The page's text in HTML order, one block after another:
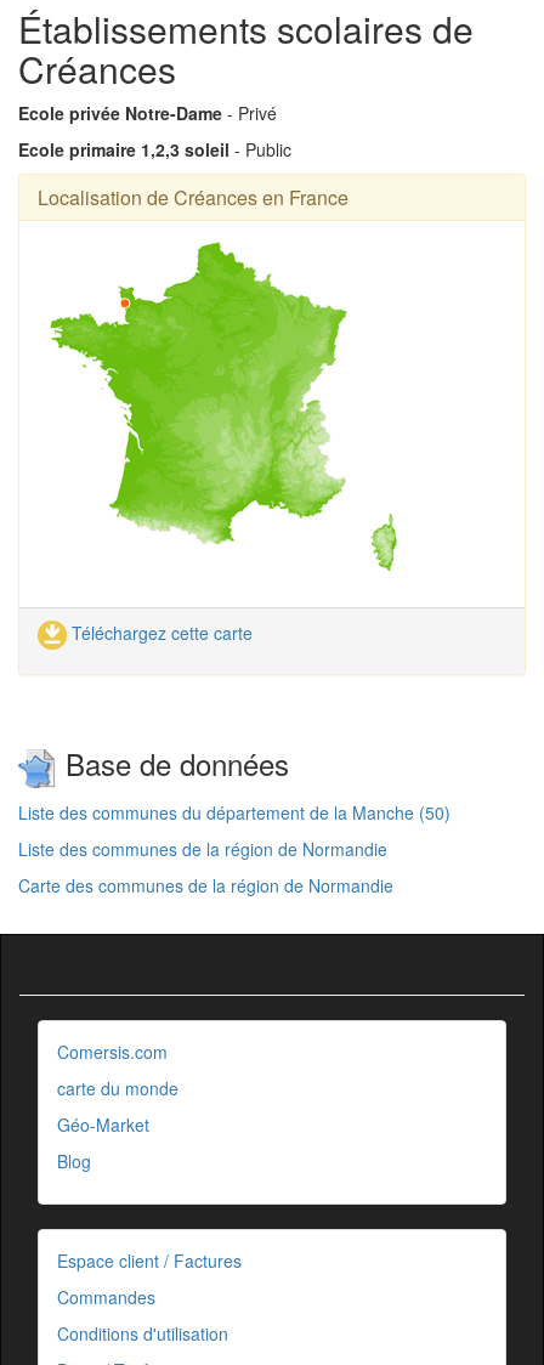
Établissements scolaires de
Créances
Ecole privée Notre-Dame - Privé
Ecole primaire 1,2,3 soleil - Public
Localisation de Créances en France
Téléchargez cette carte
Base de données
Liste des communes du département de la Manche (50)
Liste des communes de la région de Normandie
Carte des communes de la région de Normandie
Comersis.com
carte du monde
Géo-Market
Blog
Espace client / Factures
Commandes
Conditions d'utilisation